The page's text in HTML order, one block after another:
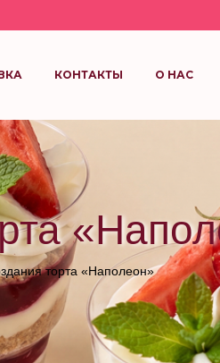
КОНТАКТЫ О НАС
торта «Наполеон»